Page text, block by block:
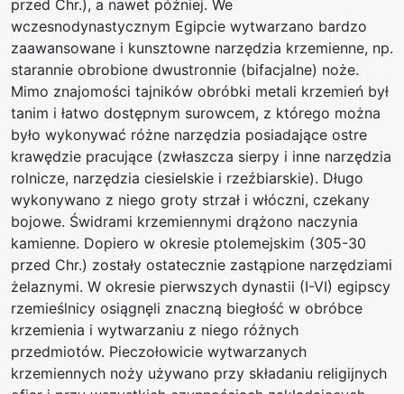
przed Chr.), a nawet później. We
wczesnodynastycznym Egipcie wytwarzano bardzo
zaawansowane i kunsztowne narzędzia krzemienne, np.
starannie obrobione dwustronnie (bifacjalne) noże.
Mimo znajomości tajników obróbki metali krzemień był
tanim i łatwo dostępnym surowcem, z którego można
było wykonywać różne narzędzia posiadające ostre
krawędzie pracujące (zwłaszcza sierpy i inne narzędzia
rolnicze, narzędzia ciesielskie i rzeźbiarskie). Długo
wykonywano z niego groty strzał i włóczni, czekany
bojowe. Świdrami krzemiennymi drążono naczynia
kamienne. Dopiero w okresie ptolemejskim (305-30
przed Chr.) zostały ostatecznie zastąpione narzędziami
żelaznymi. W okresie pierwszych dynastii (I-VI) egipscy
rzemieślnicy osiągnęli znaczną biegłość w obróbce
krzemienia i wytwarzaniu z niego różnych
przedmiotów. Pieczołowicie wytwarzanych
krzemiennych noży używano przy składaniu religijnych